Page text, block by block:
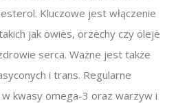
Kluczowe jest włączenie
jak owies, orzechy czy oleje
serca. Ważne jest także
i trans. Regularne
kwasy omega-3 oraz warzyw i